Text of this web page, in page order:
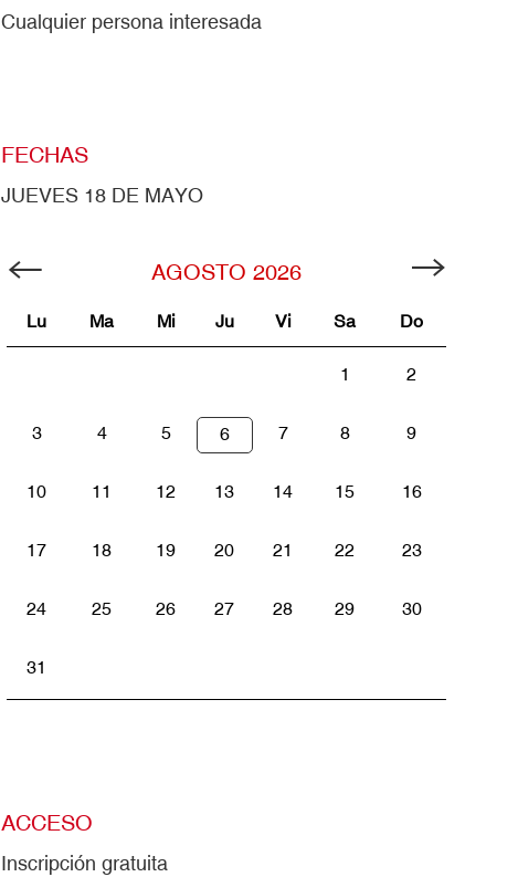
Cualquier persona interesada
FECHAS
JUEVES 18 DE MAYO
AGOSTO 2026
Lu Ma Mi Ju Vi Sa Do
1 2
3 4 5 6 7 8 9
10 11 12 13 14 15 16
17 18 19 20 21 22 23
24 25 26 27 28 29 30
31
ACCESO
Inscripción gratuita